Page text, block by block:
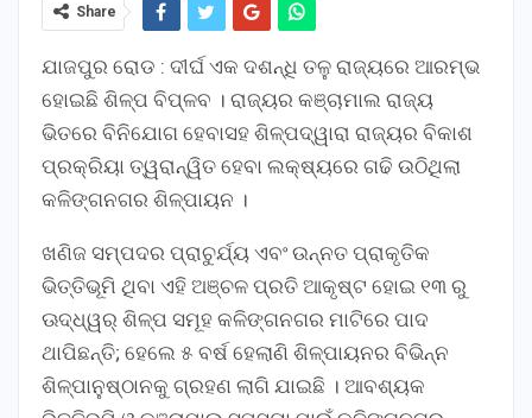
Share
ଯାଜପୁର ରୋଡ : ଦୀର୍ଘ ଏକ ଦଶନ୍ଧି ତଳୁ ରାଜ୍ୟରେ ଆରମ୍ଭ
ହୋଇଛି ଶିଳ୍ପ ବିପ୍ଳବ । ରାଜ୍ୟର କଞ୍ଚାମାଲ ରାଜ୍ୟ
ଭିତରେ ବିନିଯୋଗ ହେବାସହ ଶିଳ୍ପଦ୍ୱାରା ରାଜ୍ୟର ବିକାଶ
ପ୍ରକ୍ରିୟା ତ୍ୱରାନ୍ୱିତ ହେବା ଲକ୍ଷ୍ୟରେ ଗଢି ଉଠିଥିଲା
କଳିଙ୍ଗନଗର ଶିଳ୍ପାୟନ ।
ଖଣିଜ ସମ୍ପଦର ପ୍ରାଚୁର୍ଯ୍ୟ ଏବଂ ଉନ୍ନତ ପ୍ରାକୃତିକ
ଭିତ୍ତିଭୂମି ଥିବା ଏହି ଅଞ୍ଚଳ ପ୍ରତି ଆକୃଷ୍ଟ ହୋଇ ୧୩ ରୁ
ଊଦ୍ଧ୍ୱର୍ ଶିଳ୍ପ ସମୂହ କଳିଙ୍ଗନଗର ମାଟିରେ ପାଦ
ଥାପିଛନ୍ତି; ହେଲେ ୫ ବର୍ଷ ହେଲାଣି ଶିଳ୍ପାୟନର ବିଭିନ୍ନ
ଶିଳ୍ପାନୁଷ୍ଠାନକୁ ଗ୍ରହଣ ଲାଗି ଯାଇଛି । ଆବଶ୍ୟକ